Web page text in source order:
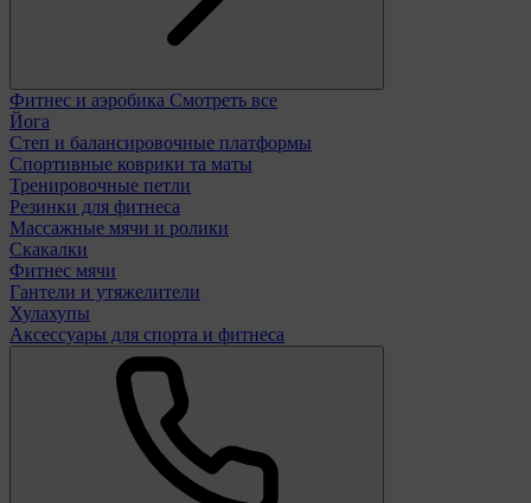
Фитнес и аэробика Смотреть все
Йога
Степ и балансировочные платформы
Спортивные коврики та маты
Тренировочные петли
Резинки для фитнеса
Массажные мячи и ролики
Скакалки
Фитнес мячи
Гантели и утяжелители
Хулахупы
Аксессуары для спорта и фитнеса